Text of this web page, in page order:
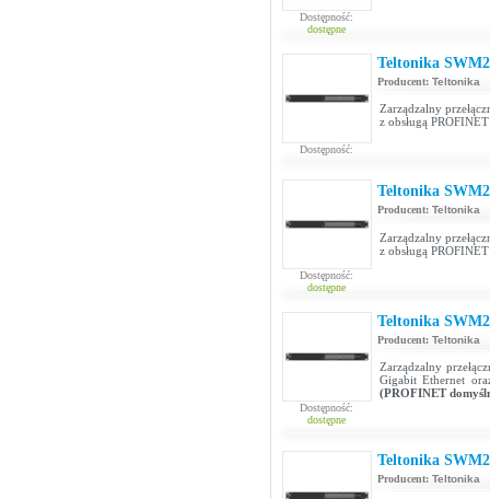
Dostępność:
dostępne
Dostępność:
Teltonika
Producent: Teltonika
Zarządzalny
z obsługą
Dostępność:
dostępne
Teltonika
Producent: Teltonika
Zarządzalny
z obsługą
Dostępność:
dostępne
Teltonika
Producent: Teltonika
Zarządzalny
Gigabit Ethernet
(PROFINET
Teltonika
Producent: Teltonika